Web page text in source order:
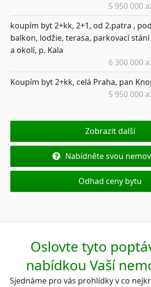
5 950 000
koupím byt 2+kk, 2+1, od 2.patra ,
balkon, lodžie, terasa, parkovací stání
a okolí, p. Kala
6 300 000
Koupím byt 2+kk, celá Praha, pan
5 950 000
Zobrazit další
Nabídněte svou
Odhad ceny bytu
Oslovte tyto
nabídkou Vaší
Sjednáme pro vás prohlídky v co